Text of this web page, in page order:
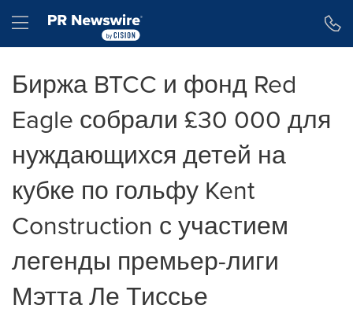
Hamburger menu
Биржа BTCC и фонд Red
Eagle собрали £30 000 для
нуждающихся детей на
кубке по гольфу Kent
Construction с участием
легенды премьер-лиги
Мэтта Ле Тиссье